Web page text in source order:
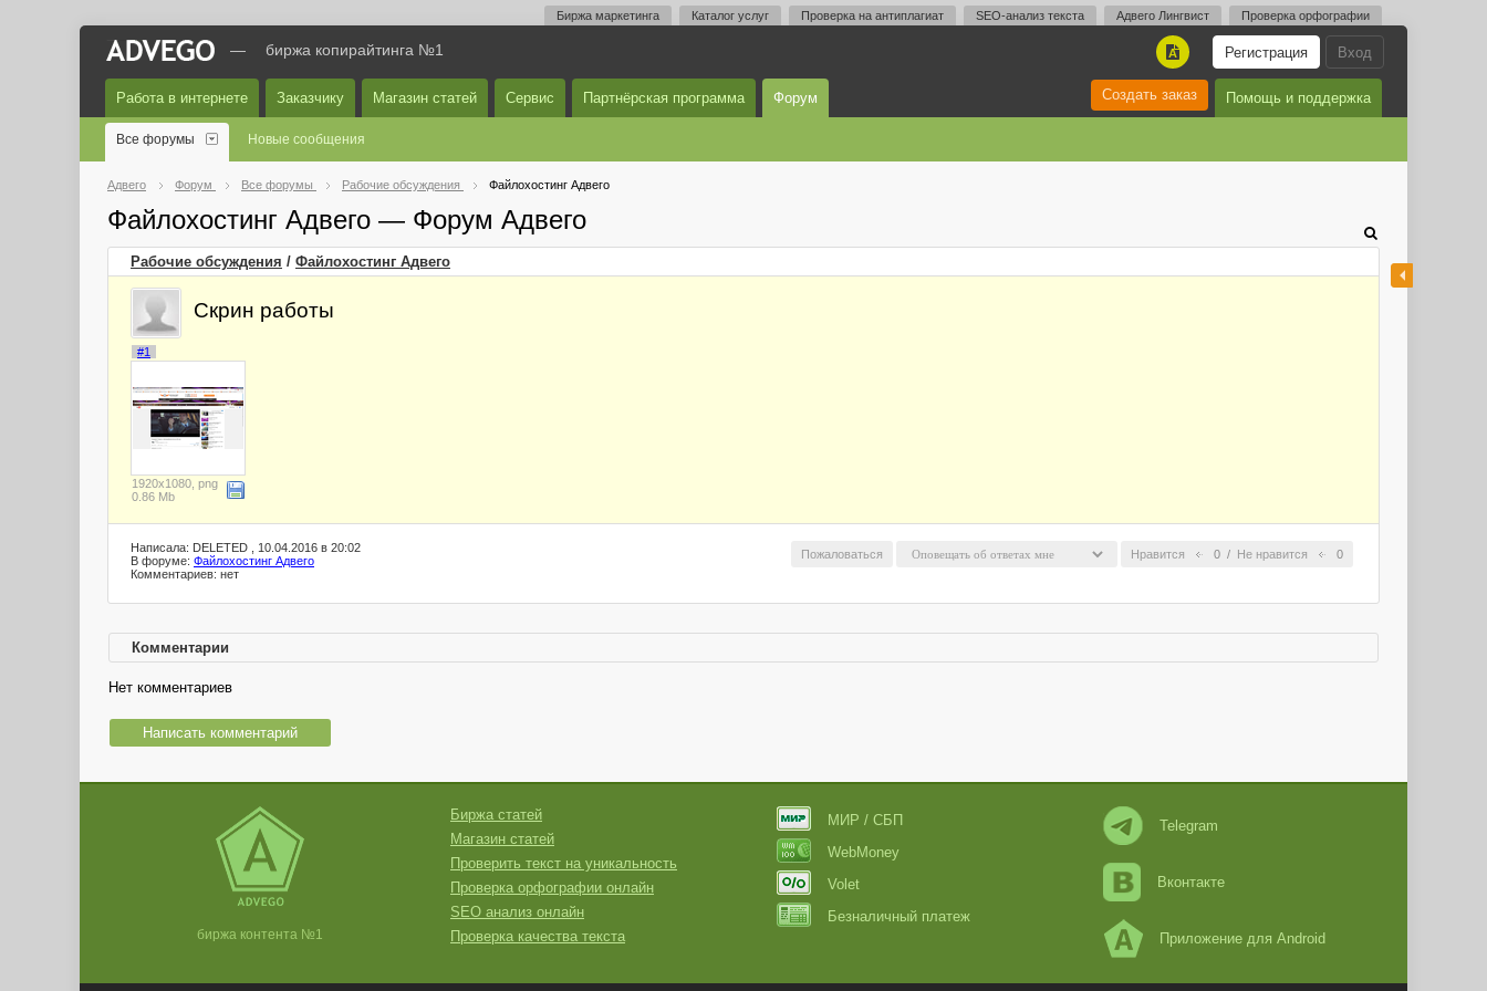
Биржа маркетинга Каталог услуг Проверка на антиплагиат SEO-анализ текста Адвего Лингвист Проверка орфографии
Вход
Регистрация
A
— биржа копирайтинга №1
Работа в интернете Заказчику Магазин статей Сервис Партнёрская программа Форум Помощь и поддержка
Создать заказ
Все форумы Новые сообщения
Адвего Форум Все форумы Рабочие обсуждения Файлохостинг Адвего
Файлохостинг Адвего — Форум Адвего
Рабочие обсуждения / Файлохостинг Адвего
Скрин работы
#1
1920x1080, png
0.86 Mb
Нравится 0 / Не нравится 0
Пожаловаться
Написала: DELETED , 10.04.2016 в 20:02
В форуме: Файлохостинг Адвего
Комментариев: нет
Комментарии
Нет комментариев
Написать комментарий
биржа контента №1
Биржа статей
Магазин статей
Проверить текст на уникальность
Проверка орфографии онлайн
SEO анализ онлайн
Проверка качества текста
МИР / СБП
WebMoney
Volet
Безналичный платеж
Telegram
Вконтакте
Приложение для Android